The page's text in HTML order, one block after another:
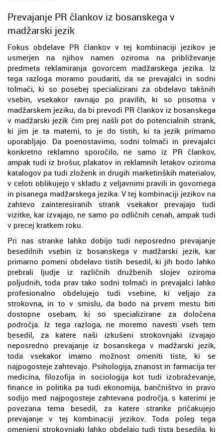
Prevajanje PR člankov iz bosanskega v
madžarski jezik
Fokus obdelave PR člankov v tej kombinaciji jezikov je
usmerjen na njihov namen oziroma na približevanje
predmeta reklamiranja govorcem madžarskega jezika. Iz
tega razloga moramo poudariti, da se prevajalci in sodni
tolmači, ki so posebej specializirani za obdelavo takšnih
vsebin, vsekakor ravnajo po pravilih, ki so prisotna v
madžarskem jeziku, da bi prevodi PR člankov iz bosanskega
v madžarski jezik čim prej našli pot do potencialnih strank,
ki jim je ta materni, to je do tistih, ki ta jezik primarno
uporabljajo. Da poenostavimo, sodni tolmači in prevajalci
konkretno reklamno sporočilo, ne samo iz PR člankov,
ampak tudi iz brošur, plakatov in reklamnih letakov oziroma
katalogov pa tudi zloženk in drugih marketinških materialov,
v celoti oblikujejo v skladu z veljavnimi pravili in govornega
in pisanega madžarskega jezika. V tej kombinaciji jezikov na
zahtevo zainteresiranih strank vsekakor prevajajo tudi
vizitke, kar izvajajo, ne samo po odličnih cenah, ampak tudi
v precej kratkem roku.
Pri nas stranke lahko dobijo tudi neposredno prevajanje
besedilnih vsebin iz bosanskega v madžarski jezik, kar
primarno pomeni obdelavo tistih besedil, ki jih bodo lahko
prebrali ljudje iz različnih družbenih slojev oziroma
poljudnih, toda prav tako sodni tolmači in prevajalci lahko
profesionalno obdelujejo tudi vsebine, ki veljajo za
strokovna, in to v smislu, da bodo na prvem mestu biti
dostopne osebam, ki so specializirane za določena
področja. Iz tega razloga, ne moremo navesti vseh tem
besedil, za katere naši izkušeni strokovnjaki izvajajo
neposredno prevajanje iz bosanskega v madžarski jezik,
toda vsekakor imamo možnost omeniti tiste, ki se
najpogosteje zahtevajo. Psihologija, znanost in farmacija ter
medicina, filozofija in sociologija kot tudi izobraževanje,
finance in politika pa tudi ekonomija, bančništvo in pravo
sodijo med najpogosteje zahtevana področja, s katerimi je
povezana tema besedil, za katere stranke pričakujejo
prevajanje v tej kombinaciji jezikov. Toda poleg tega
omenjeni strokovnjaki lahko obdelajo tudi tista besedila, ki